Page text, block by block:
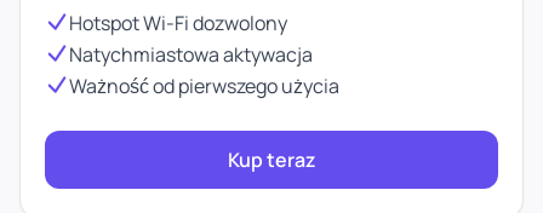
Hotspot Wi-Fi dozwolony
Natychmiastowa aktywacja
Ważność od pierwszego użycia
Kup teraz